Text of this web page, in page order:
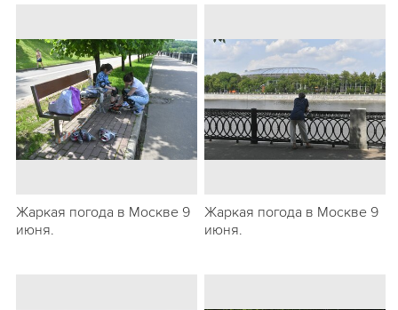
Жаркая погода в Москве 9
июня.
Жаркая погода в Москве 9
июня.